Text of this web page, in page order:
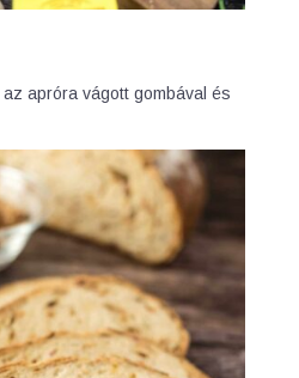
apróra vágott gombával és